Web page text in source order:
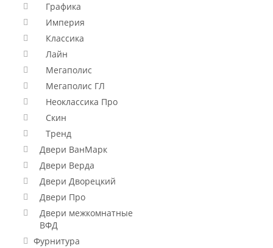
Графика
Империя
Классика
Лайн
Мегаполис
Мегаполис ГЛ
Неоклассика Про
Скин
Тренд
Двери ВанМарк
Двери Верда
Двери Дворецкий
Двери Про
Двери межкомнатные
ВФД
Фурнитура